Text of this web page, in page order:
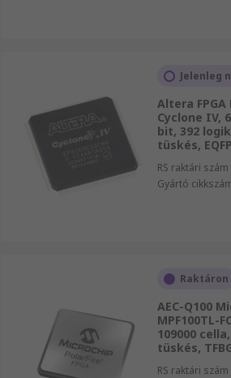
Jelenleg
Altera FPGA
Cyclone IV,
bit, 392
tüskés, EQFP
RS raktári szám
Gyártó
Raktáron
AEC-Q100
MPF100TL-
109000
tüskés,
RS raktári szám